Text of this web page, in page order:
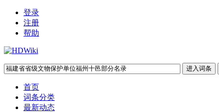
登录
注册
帮助
首页
词条分类
最新动态